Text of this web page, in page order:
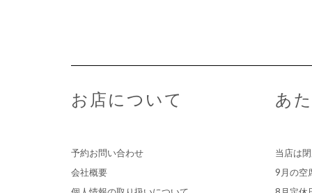
お店について
予約お問い合わせ
会社概要
あ
当店は
9月の